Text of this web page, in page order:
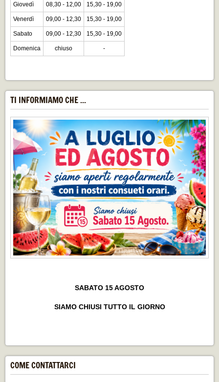
Giovedì 08,30 - 12,00 15,30 - 19,00
Venerdì 09,00 - 12,30 15,30 - 19,00
Sabato 09,00 - 12,30 15,30 - 19,00
Domenica chiuso -
TI INFORMIAMO CHE ...
SABATO 15 AGOSTO
SIAMO CHIUSI TUTTO IL GIORNO
COME CONTATTARCI